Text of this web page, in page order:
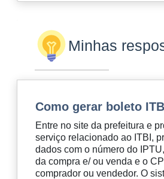
Minhas
Como gerar boleto
Entre no site da prefeitura e
serviço relacionado ao ITBI,
dados com o número do
da compra e/ ou venda e o
comprador ou vendedor. O